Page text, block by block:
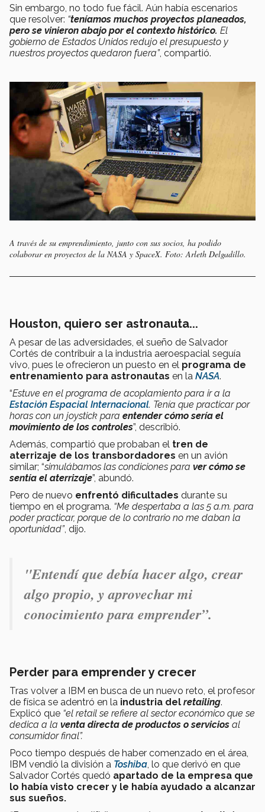
Sin embargo, no todo fue fácil. Aún había escenarios
que resolver: “teníamos muchos proyectos planeados,
pero se vinieron abajo por el contexto histórico. El
gobierno de Estados Unidos redujo el presupuesto y
nuestros proyectos quedaron fuera”, compartió.
A través de su emprendimiento, junto con sus socios, ha podido
colaborar en proyectos de la NASA y SpaceX. Foto: Arleth Delgadillo.
Houston, quiero ser astronauta...
A pesar de las adversidades, el sueño de Salvador
Cortés de contribuir a la industria aeroespacial seguía
vivo, pues le ofrecieron un puesto en el programa de
entrenamiento para astronautas en la NASA.
“Estuve en el programa de acoplamiento para ir a la
Estación Espacial Internacional. Tenía que practicar por
horas con un joystick para entender cómo sería el
movimiento de los controles”, describió.
Además, compartió que probaban el tren de
aterrizaje de los transbordadores en un avión
similar; “simulábamos las condiciones para ver cómo se
sentía el aterrizaje”, abundó.
Pero de nuevo enfrentó dificultades durante su
tiempo en el programa. “Me despertaba a las 5 a.m. para
poder practicar, porque de lo contrario no me daban la
oportunidad”, dijo.
"Entendí que debía hacer algo, crear
algo propio, y aprovechar mi
conocimiento para emprender”.
Perder para emprender y crecer
Tras volver a IBM en busca de un nuevo reto, el profesor
de física se adentró en la industria del retailing.
Explicó que “el retail se refiere al sector económico que se
dedica a la venta directa de productos o servicios al
consumidor final”.
Poco tiempo después de haber comenzado en el área,
IBM vendió la división a Toshiba, lo que derivó en que
Salvador Cortés quedó apartado de la empresa que
lo había visto crecer y le había ayudado a alcanzar
sus sueños.